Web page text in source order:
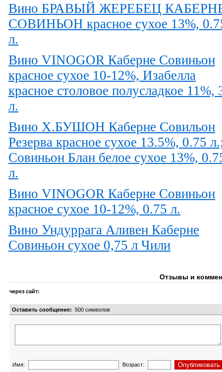
Вино БРАВЫЙ ЖЕРЕБЕЦ
СОВИНЬОН красное сухое 13%,
л.
Вино VINOGOR Каберне Совиньон
красное сухое 10-12%, Изабелла
красное столовое полусладкое 11%,
л.
Вино Х.БУШОН Каберне Совильон
Резерва красное сухое 13.5%, 0.75
Совиньон Блан белое сухое 13%,
л.
Вино VINOGOR Каберне Совиньон
красное сухое 10-12%, 0.75 л.
Вино Ундуррага Аливен Каберне
Совиньон сухое 0,75 л Чили
Отзывы и
через сайт:
Оставить сообщение: 500 символов
Имя: Возраст: